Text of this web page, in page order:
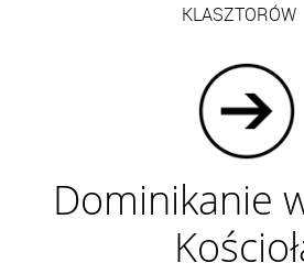
KLASZTORÓW
Dominikanie